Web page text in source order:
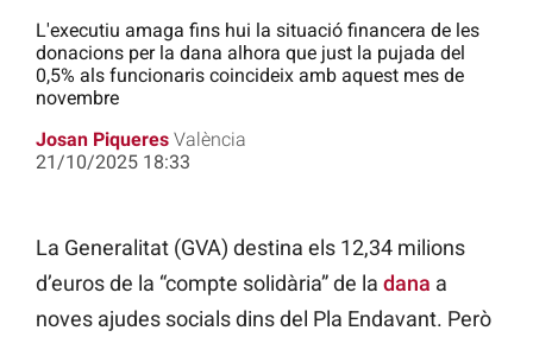
L'executiu amaga fins hui la situació financera de les
donacions per la dana alhora que just la pujada del
0,5% als funcionaris coincideix amb aquest mes de
novembre
Josan Piqueres València
21/10/2025 18:33
La Generalitat (GVA) destina els 12,34 milions
d’euros de la “compte solidària” de la dana a
noves ajudes socials dins del Pla Endavant. Però